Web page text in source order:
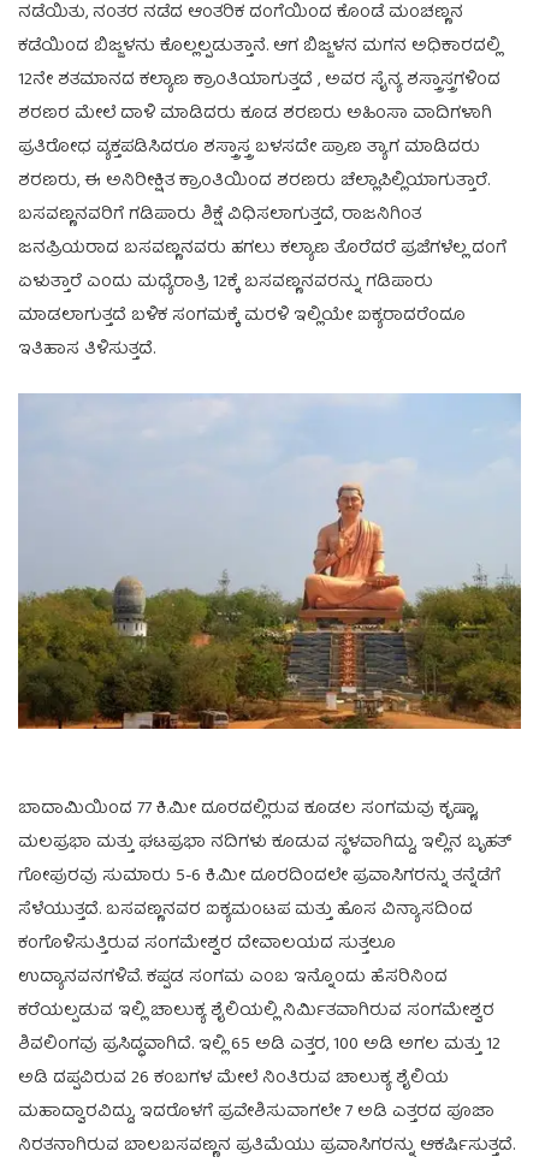
ನಡೆಯಿತು, ನಂತರ ನಡೆದ ಆಂತರಿಕ ದಂಗೆಯಿಂದ ಕೊಂಡೆ ಮಂಚಣ್ಣನ
ಕಡೆಯಿಂದ ಬಿಜ್ಜಳನು ಕೊಲ್ಲಲ್ಪಡುತ್ತಾನೆ. ಆಗ ಬಿಜ್ಜಳನ ಮಗನ ಅಧಿಕಾರದಲ್ಲಿ
12ನೇ ಶತಮಾನದ ಕಲ್ಯಾಣ ಕ್ರಾಂತಿಯಾಗುತ್ತದೆ , ಅವರ ಸೈನ್ಯ ಶಸ್ತ್ರಾಸ್ತ್ರಗಳಿಂದ
ಶರಣರ ಮೇಲೆ ದಾಳಿ ಮಾಡಿದರು ಕೂಡ ಶರಣರು ಅಹಿಂಸಾ ವಾದಿಗಳಾಗಿ
ಪ್ರತಿರೋಧ ವ್ಯಕ್ತಪಡಿಸಿದರೂ ಶಸ್ತ್ರಾಸ್ತ್ರ ಬಳಸದೇ ಪ್ರಾಣ ತ್ಯಾಗ ಮಾಡಿದರು
ಶರಣರು, ಈ ಅನಿರೀಕ್ಷಿತ ಕ್ರಾಂತಿಯಿಂದ ಶರಣರು ಚೆಲ್ಲಾಪಿಲ್ಲಿಯಾಗುತ್ತಾರೆ.
ಬಸವಣ್ಣನವರಿಗೆ ಗಡಿಪಾರು ಶಿಕ್ಷೆ ವಿಧಿಸಲಾಗುತ್ತದೆ, ರಾಜನಿಗಿಂತ
ಜನಪ್ರಿಯರಾದ ಬಸವಣ್ಣನವರು ಹಗಲು ಕಲ್ಯಾಣ ತೊರೆದರೆ ಪ್ರಜೆಗಳೆಲ್ಲ ದಂಗೆ
ಏಳುತ್ತಾರೆ ಎಂದು ಮಧ್ಯೆರಾತ್ರಿ 12ಕ್ಕೆ ಬಸವಣ್ಣನವರನ್ನು ಗಡಿಪಾರು
ಮಾಡಲಾಗುತ್ತದೆ ಬಳಿಕ ಸಂಗಮಕ್ಕೆ ಮರಳಿ ಇಲ್ಲಿಯೇ ಐಕ್ಯರಾದರೆಂದೂ
ಇತಿಹಾಸ ತಿಳಿಸುತ್ತದೆ.
ಬಾದಾಮಿಯಿಂದ 77 ಕಿ.ಮೀ ದೂರದಲ್ಲಿರುವ ಕೂಡಲ ಸಂಗಮವು ಕೃಷ್ಣಾ,
ಮಲಪ್ರಭಾ ಮತ್ತು ಘಟಪ್ರಭಾ ನದಿಗಳು ಕೂಡುವ ಸ್ಥಳವಾಗಿದ್ದು, ಇಲ್ಲಿನ ಬೃಹತ್
ಗೋಪುರವು ಸುಮಾರು 5-6 ಕಿ.ಮೀ ದೂರದಿಂದಲೇ ಪ್ರವಾಸಿಗರನ್ನು ತನ್ನೆಡೆಗೆ
ಸೆಳೆಯುತ್ತದೆ. ಬಸವಣ್ಣನವರ ಐಕ್ಯಮಂಟಪ ಮತ್ತು ಹೊಸ ವಿನ್ಯಾಸದಿಂದ
ಕಂಗೊಳಿಸುತ್ತಿರುವ ಸಂಗಮೇಶ್ವರ ದೇವಾಲಯದ ಸುತ್ತಲೂ
ಉದ್ಯಾನವನಗಳಿವೆ. ಕಪ್ಪಡ ಸಂಗಮ ಎಂಬ ಇನ್ನೊಂದು ಹೆಸರಿನಿಂದ
ಕರೆಯಲ್ಪಡುವ ಇಲ್ಲಿ ಚಾಲುಕ್ಯ ಶೈಲಿಯಲ್ಲಿ ನಿರ್ಮಿತವಾಗಿರುವ ಸಂಗಮೇಶ್ವರ
ಶಿವಲಿಂಗವು ಪ್ರಸಿದ್ಧವಾಗಿದೆ. ಇಲ್ಲಿ 65 ಅಡಿ ಎತ್ತರ, 100 ಅಡಿ ಅಗಲ ಮತ್ತು 12
ಅಡಿ ದಪ್ಪವಿರುವ 26 ಕಂಬಗಳ ಮೇಲೆ ನಿಂತಿರುವ ಚಾಲುಕ್ಯ ಶೈಲಿಯ
ಮಹಾದ್ವಾರವಿದ್ದು, ಇದರೊಳಗೆ ಪ್ರವೇಶಿಸುವಾಗಲೇ 7 ಅಡಿ ಎತ್ತರದ ಪೂಜಾ
ನಿರತನಾಗಿರುವ ಬಾಲಬಸವಣ್ಣನ ಪ್ರತಿಮೆಯು ಪ್ರವಾಸಿಗರನ್ನು ಆಕರ್ಷಿಸುತ್ತದೆ.